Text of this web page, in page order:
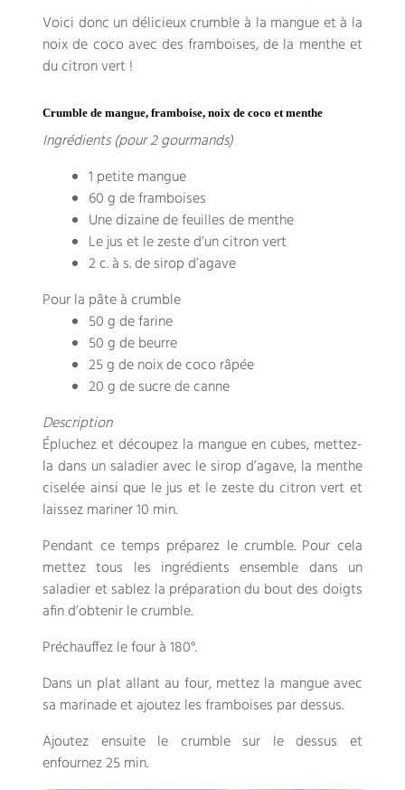
Voici donc un délicieux crumble à la mangue et à la
noix de coco avec des framboises, de la menthe et
du citron vert !
Crumble de mangue, framboise, noix de coco et menthe
Ingrédients (pour 2 gourmands)
1 petite mangue
60 g de framboises
Une dizaine de feuilles de menthe
Le jus et le zeste d’un citron vert
2 c. à s. de sirop d’agave
Pour la pâte à crumble
50 g de farine
50 g de beurre
25 g de noix de coco râpée
20 g de sucre de canne
Description
Épluchez et découpez la mangue en cubes, mettez-
la dans un saladier avec le sirop d’agave, la menthe
ciselée ainsi que le jus et le zeste du citron vert et
laissez mariner 10 min.
Pendant ce temps préparez le crumble. Pour cela
mettez tous les ingrédients ensemble dans un
saladier et sablez la préparation du bout des doigts
afin d’obtenir le crumble.
Préchauffez le four à 180°.
Dans un plat allant au four, mettez la mangue avec
sa marinade et ajoutez les framboises par dessus.
Ajoutez ensuite le crumble sur le dessus et
enfournez 25 min.